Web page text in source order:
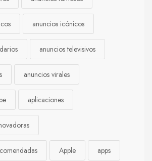
anuncios icónicos
anuncios televisivos
anuncios virales
aplicaciones
Apple apps